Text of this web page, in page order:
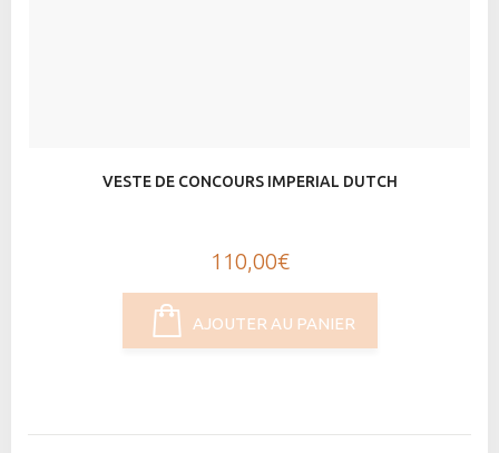
VESTE DE CONCOURS IMPERIAL DUTCH
110,00€
AJOUTER AU PANIER